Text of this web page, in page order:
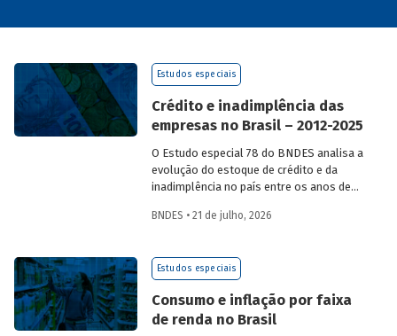
Estudos especiais
Crédito e inadimplência das
empresas no Brasil – 2012-2025
O Estudo especial 78 do BNDES analisa a
evolução do estoque de crédito e da
inadimplência no país entre os anos de
analíticos complementares: o porte da
econômica.
BNDES • 21 de julho, 2026
Estudos especiais
Consumo e inflação por faixa
de renda no Brasil